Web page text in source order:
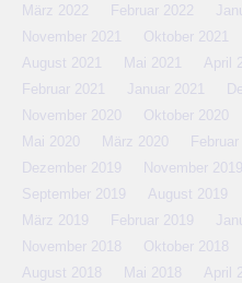
März 2022
Februar 2022
November 2021
Oktober 2021
August 2021
Mai 2021 April
Februar 2021
Januar 2021
November 2020
Oktober 2020
Mai 2020
März 2020 Februar
Dezember 2019
November 2019
September 2019
August 2019
März 2019
Februar 2019
November 2018
Oktober 2018
August 2018
Mai 2018 April